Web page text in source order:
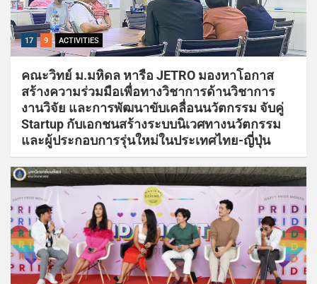
17 9 ACTIVITIES
คณะวิทย์ ม.มหิดล หารือ JETRO มองหาโอกาส
สร้างความร่วมมือเพื่อทางวิชาการด้านวิชาการ
งานวิจัย และการพัฒนาขับเคลื่อนนวัตกรรม จับคู่
Startup กับเอกชนสร้างระบบนิเวศทางนวัตกรรม
และผู้ประกอบการรุ่นใหม่ในประเทศไทย-ญี่ปุ่น